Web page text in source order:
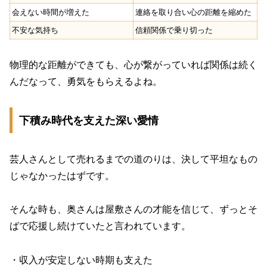
会えない時間が増えた
連絡を取り合い心の距離を縮めた
不安な気持ち
信頼関係で乗り切った
物理的な距離ができても、心が繋がっていれば関係は続く
んだなって、勇気をもらえるよね。
下積み時代を支えた深い愛情
芸人さんとして売れるまでの道のりは、決して平坦なもの
じゃなかったはずです。
そんな時も、奥さんは屋敷さんの才能を信じて、ずっとそ
ばで応援し続けていたと言われています。
・収入が安定しない時期も支えた